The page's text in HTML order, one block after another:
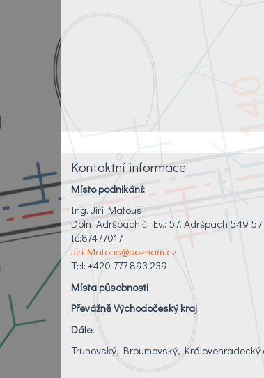
Kontaktní informace
Místo podnikání:
Ing. Jiří Matouš
Dolní Adršpach č. Ev.: 57, Adršpach 549 57
Ič:87477017
Jiri-Matous@seznam.cz
Tel: +420 777 893 239
Místa působnosti
Převážně Východočeský kraj
Dále:
Trunovský, Broumovský, Královehradecký